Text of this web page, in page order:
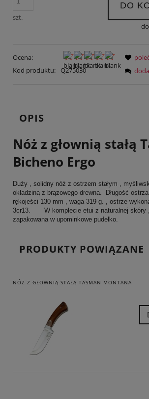
szt.
DO
Ocena:
Kod produktu:
Q275030
OPIS
Nóż z głownią stałą
Bicheno Ergo
Duży , solidny nóż z ostrzem stałym ,
okładziną z brązowego drewna. Długość
rękojeści 130 mm , waga 319 g. , ostrze
3cr13. W komplecie etui z naturalnej skóry ,
zapakowana w upominkowe pudełko.
PRODUKTY POWIĄZANE
NÓŻ Z GŁOWNIĄ STAŁĄ TASMAN MONTANA